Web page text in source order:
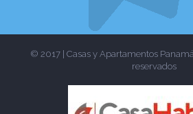
© 2017 | Casas y Apartamentos
reservados